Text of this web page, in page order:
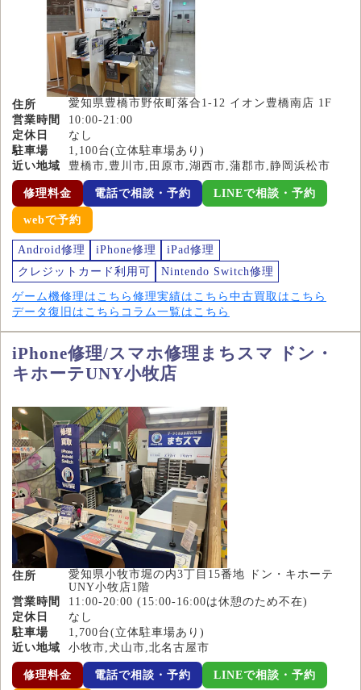
住所
愛知県豊橋市野依町落合1-12 イオン豊橋南店 1F
営業時間
10:00-21:00
定休日
なし
駐車場
1,100台(立体駐車場あり)
近い地域
豊橋市,豊川市,田原市,湖西市,蒲郡市,静岡浜松市
修理料金 電話で相談・予約 LINEで相談・予約
webで予約
Android修理 iPhone修理
iPad修理
クレジットカード利用可
Nintendo Switch修理
ゲーム機修理はこちら 修理実績はこちら 中古買取はこちら
データ復旧はこちら コラム一覧はこちら
iPhone修理/スマホ修理まちスマ ドン・
キホーテUNY小牧店
住所
愛知県小牧市堀の内3丁目15番地 ドン・キホーテ
UNY小牧店1階
営業時間
11:00-20:00 (15:00-16:00は休憩のため不在)
定休日
なし
駐車場
1,700台(立体駐車場あり)
近い地域
小牧市,犬山市,北名古屋市
修理料金 電話で相談・予約 LINEで相談・予約